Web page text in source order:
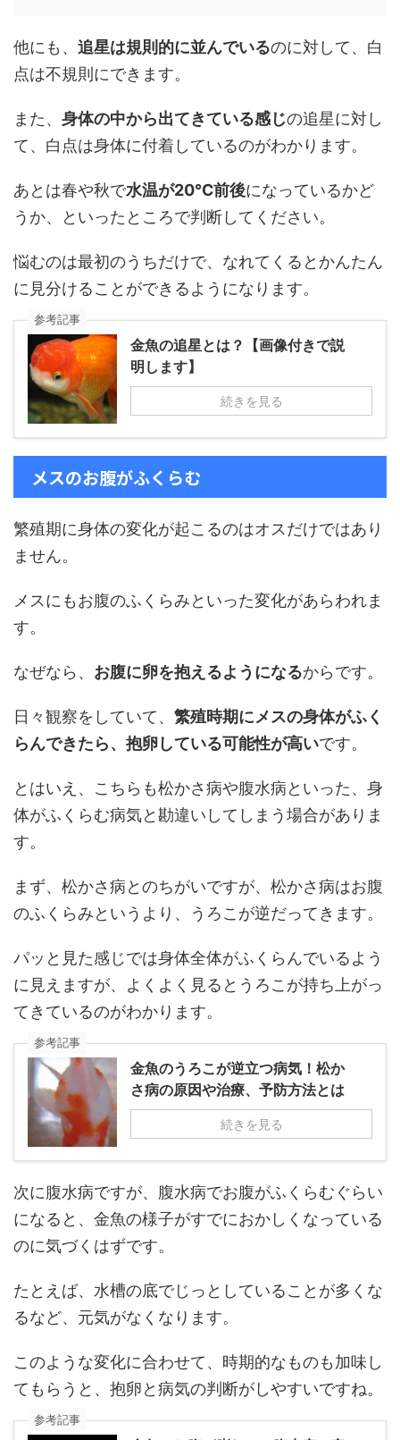
他にも、 追星は規則的に並んでいるのに対して、白
点は不規則にできます。
また、 身体の中から出てきている感じの追星に対し
て、白点は身体に付着しているのがわかります。
あとは春や秋で水温が20℃前後になっているかど
うか、といったところで判断してください。
悩むのは最初のうちだけで、なれてくるとかんたん
に見分けることができるようになります。
参考記事
金魚の追星とは？【画像付きで説
明します】
続きを見る
メスのお腹がふくらむ
繁殖期に身体の変化が起こるのはオスだけではあり
ません。
メスにもお腹のふくらみといった変化があらわれま
す。
なぜなら、 お腹に卵を抱えるようになるからです。
日々観察をしていて、 繁殖時期にメスの身体がふく
らんできたら、抱卵している可能性が高いです。
とはいえ、こちらも松かさ病や腹水病といった、身
体がふくらむ病気と勘違いしてしまう場合がありま
す。
まず、松かさ病とのちがいですが、松かさ病はお腹
のふくらみというより、うろこが逆だってきます。
パッと見た感じでは身体全体がふくらんでいるよう
に見えますが、よくよく見るとうろこが持ち上がっ
てきているのがわかります。
参考記事
金魚のうろこが逆立つ病気！松か
さ病の原因や治療、予防方法とは
続きを見る
次に腹水病ですが、腹水病でお腹がふくらむぐらい
になると、金魚の様子がすでにおかしくなっている
のに気づくはずです。
たとえば、水槽の底でじっとしていることが多くな
るなど、元気がなくなります。
このような変化に合わせて、時期的なものも加味し
てもらうと、抱卵と病気の判断がしやすいですね。
参考記事